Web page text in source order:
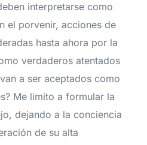
interpretarse como
el porvenir, acciones de
hasta ahora por la
verdaderos atentados
a ser aceptados como
Me limito a formular la
dejando a la conciencia
de su alta